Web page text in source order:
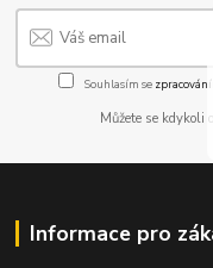
Souhlasím se
Můžete se
Informace pro